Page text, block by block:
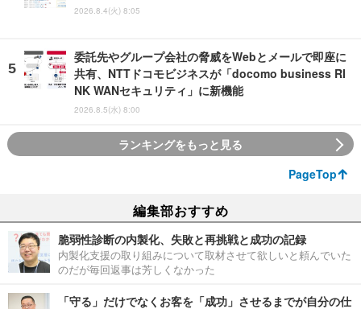
2026.8.4(火) 8:05
委託先やグループ会社の脅威をWebとメールで即座に
共有、NTTドコモビジネスが「docomo business RI
NK WANセキュリティ」に新機能
2026.8.5(水) 8:00
ランキングをもっと見る
PageTop
編集部おすすめ
脆弱性診断の内製化、失敗と再挑戦と成功の記録
内製化支援の取り組みについて取材させて欲しいと頼んでいた
のだが毎回返事は芳しくなかった
「守る」だけでなくお客を「成功」させるまでが自分の仕